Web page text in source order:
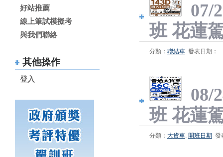
07/
班 花蓮
分類： 聯結車 發表日期：
08/
班 花蓮
分類： 大貨車, 開班日期 發
好站推薦
線上筆試模擬考
與我們聯絡
其他操作
登入